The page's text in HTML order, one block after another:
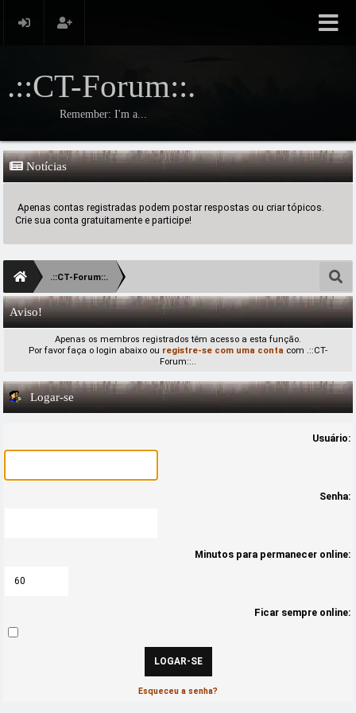
.::CT-Forum::.
Remember: I'm a...
Notícias
Apenas contas registradas podem postar respostas ou criar tópicos.
Crie sua conta gratuitamente e participe!
.::CT-Forum::.
Aviso!
Apenas os membros registrados têm acesso a esta função.
Por favor faça o login abaixo ou registre-se com uma conta com .::CT-
Forum::..
Logar-se
Usuário:
Senha:
Minutos para permanecer online:
Ficar sempre online:
Esqueceu a senha?